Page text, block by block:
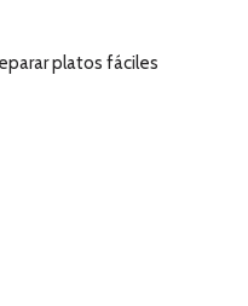
platos fáciles